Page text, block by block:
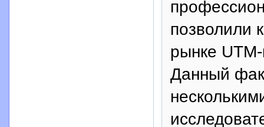
позволили
рынке
Данный